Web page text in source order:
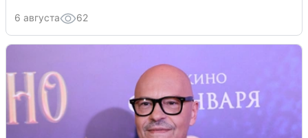
6 августа 62